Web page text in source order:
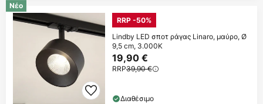
Νέο
RRP -50%
Lindby LED σποτ ράγας Linaro, μαύρο, Ø
9,5 cm, 3.000K
19,90 €
RRP39,90 €
Διαθέσιμο